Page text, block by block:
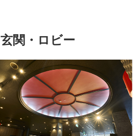
玄関・ロビー